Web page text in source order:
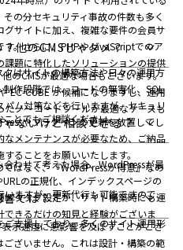
サイトに加え、複雑な要件の会員サ
。さらに、PHPやJavaScriptでのア
題に特化したソリューションの提供
とでもご相談ください。
の分セキュリティ事故の件数も多く
はサイトの構築方法や日々の運用方
作段階では、コードの無害化、SQL
ム対策などを行いますが、セキュリ
やプラグインの更新を放置してし
なメンテナンスが必要なため、ご納品
ることをお願いいたします。
ますが、更新代行も可能ですので、
他のCMSじゃダメ？
のCMSが最適な場合もございます。
EC-CUBE が候補になりますし、運用
たノーコードツールが最適なケースも
わせて考えた場合、WordPressが最
の正規化、インデックスページの
タタグ設定が、サイト構築時にも運
きるだけの知見と経験がございま
ないけど相談できる？
はなく、『WordPressが得意』なの
支援しており、多くのサイト運用形
では？
示速度に悪影響を及ぼすことがござ
ざいません。これは設計・構築の範